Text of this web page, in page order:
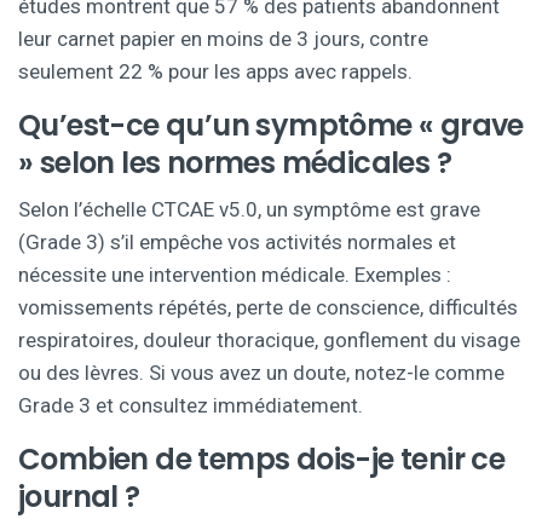
études montrent que 57 % des patients abandonnent
leur carnet papier en moins de 3 jours, contre
seulement 22 % pour les apps avec rappels.
Qu’est-ce qu’un symptôme « grave
» selon les normes médicales ?
Selon l’échelle CTCAE v5.0, un symptôme est grave
(Grade 3) s’il empêche vos activités normales et
nécessite une intervention médicale. Exemples :
vomissements répétés, perte de conscience, difficultés
respiratoires, douleur thoracique, gonflement du visage
ou des lèvres. Si vous avez un doute, notez-le comme
Grade 3 et consultez immédiatement.
Combien de temps dois-je tenir ce
journal ?